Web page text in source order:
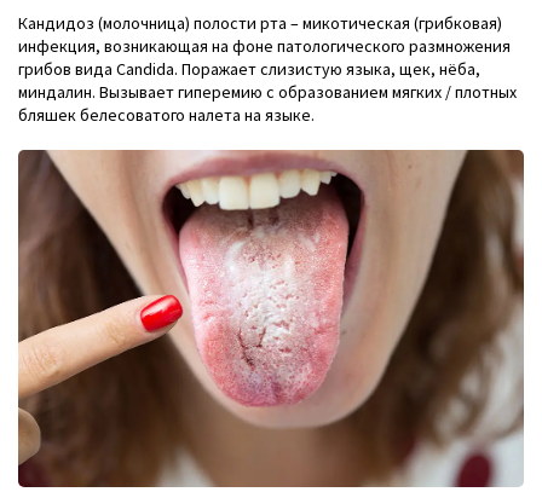
Кандидоз (молочница) полости рта – микотическая (грибковая)
инфекция, возникающая на фоне патологического размножения
грибов вида Candida. Поражает слизистую языка, щек, нёба,
миндалин. Вызывает гиперемию с образованием мягких / плотных
бляшек белесоватого налета на языке.